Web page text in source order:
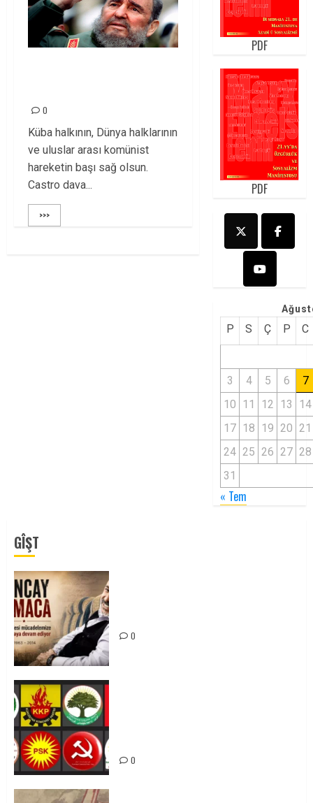
0
Küba halkının, Dünya halklarının
ve uluslar arası komünist
hareketin başı sağ olsun.
Castro dava...
>>>
PDF
PDF
P S Ç P C
3 4 5 6
7
10 11 12 13
14
17 18 19 20 21
24 25 26 27 28
31
« Tem
GÎŞT
0
0